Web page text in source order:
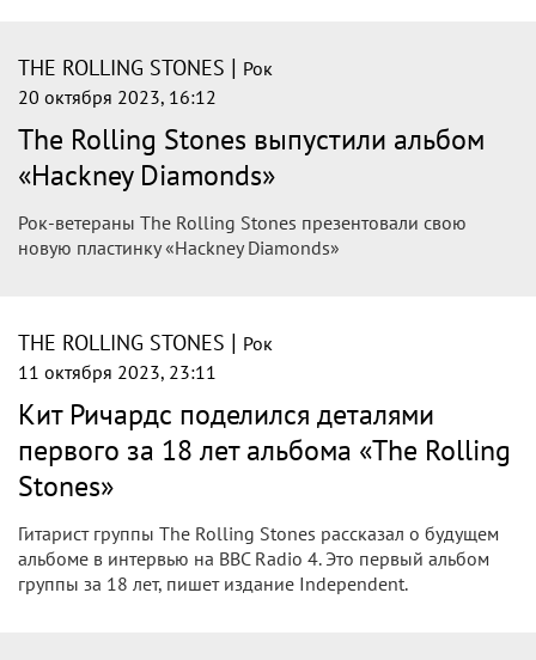
студийный альбом, получивший
название Hackney Diamonds (видео
недоступно, видимо, плохи дела у
кентов)
The Rolling Stones выпустила новый студийный альбом,
получивший название Hackney Diamonds.
20 октября 2023, 17:53
THE ROLLING STONES: The Rolling
Stones записали альбом всего за три
недели в феврале, а сегодня он уже в
ваших наушниках - читайте рассказ о